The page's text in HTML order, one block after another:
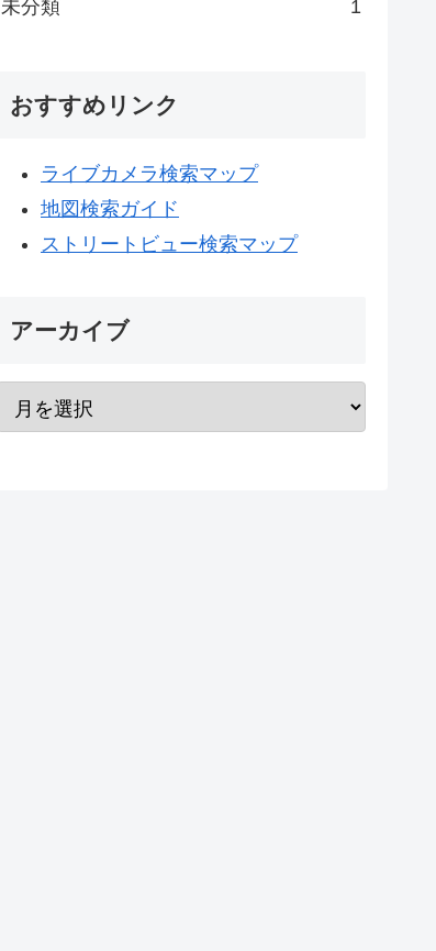
未分類 1
おすすめリンク
ライブカメラ検索マップ
地図検索ガイド
ストリートビュー検索マップ
アーカイブ